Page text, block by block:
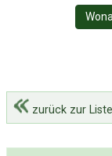
zurück zur Liste